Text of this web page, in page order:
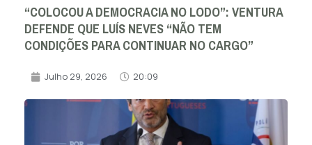
“COLOCOU A DEMOCRACIA NO LODO”: VENTURA
DEFENDE QUE LUÍS NEVES “NÃO TEM
CONDIÇÕES PARA CONTINUAR NO CARGO”
Julho 29, 2026 20:09